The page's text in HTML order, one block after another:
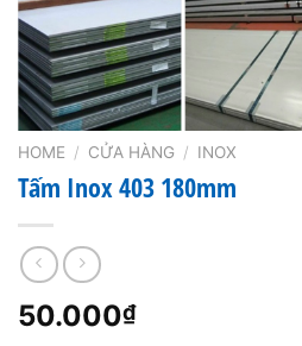
HOME / CỬA HÀNG / INOX
Tấm Inox 403 180mm
50.000₫